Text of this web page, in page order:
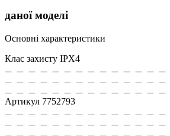
даної моделі
Основні характеристики
Клас захисту IPX4
Артикул 7752793